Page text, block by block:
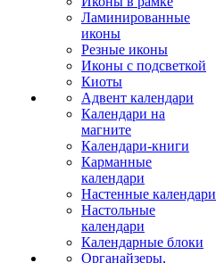
Ламинированные
иконы
Резные иконы
Иконы с подсветкой
Киоты
Адвент календари
Календари на
магните
Календари-книги
Карманные
календари
Настенные календари
Настольные
календари
Календарные блоки
Органайзеры,